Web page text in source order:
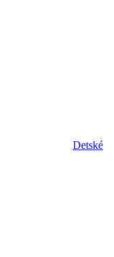
Detské